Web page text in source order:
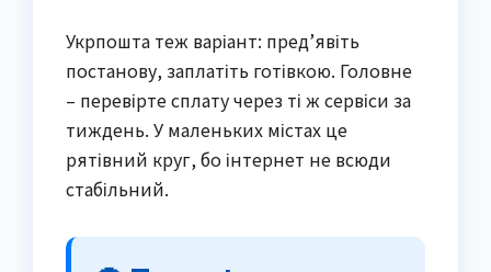
Укрпошта теж варіант: пред’явіть
постанову, заплатіть готівкою. Головне
– перевірте сплату через ті ж сервіси за
тиждень. У маленьких містах це
рятівний круг, бо інтернет не всюди
стабільний.